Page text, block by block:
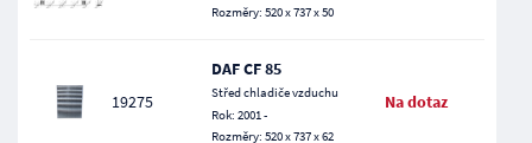
Rozměry: 520 x 737 x 50
19275
DAF CF 85
Střed chladiče vzduchu
Rok: 2001 -
Rozměry: 520 x 737 x 62
Na dotaz